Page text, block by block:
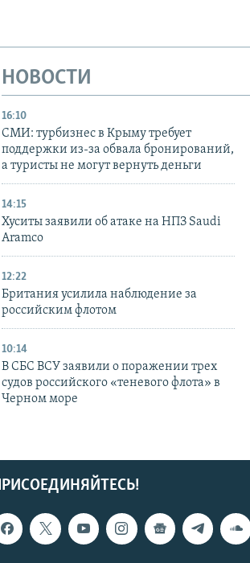
НОВОСТИ
16:10
СМИ: турбизнес в Крыму требует
поддержки из-за обвала бронирований,
а туристы не могут вернуть деньги
14:15
Хуситы заявили об атаке на НПЗ Saudi
Aramco
12:22
Британия усилила наблюдение за
российским флотом
10:14
В СБС ВСУ заявили о поражении трех
судов российского «теневого флота» в
Черном море